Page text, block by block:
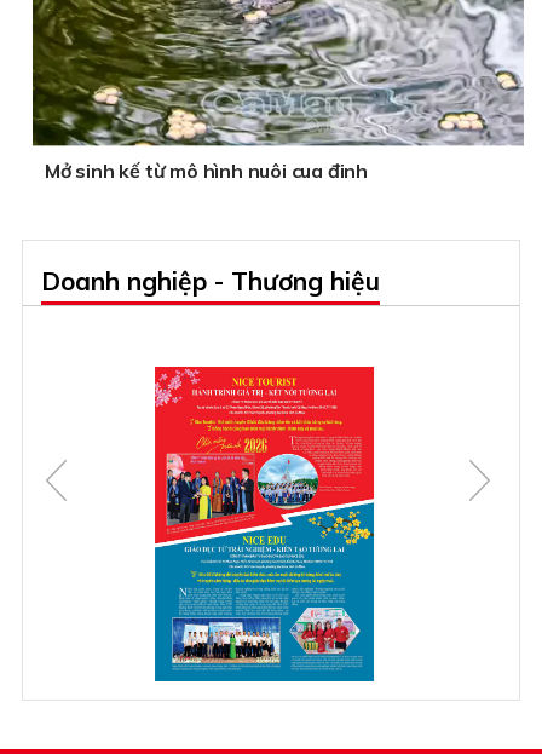
Mở sinh kế từ mô hình nuôi cua đinh
Doanh nghiệp - Thương hiệu